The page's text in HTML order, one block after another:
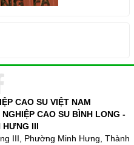
CAO SU VIỆT NAM
CAO SU BÌNH LONG -
HƯNG III
III, Phường Minh Hưng, Thành